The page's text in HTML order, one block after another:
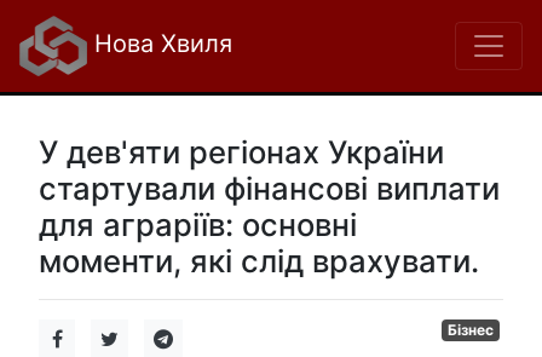
Нова Хвиля
У дев'яти регіонах України
стартували фінансові виплати
для аграріїв: основні
моменти, які слід врахувати.
Бізнес